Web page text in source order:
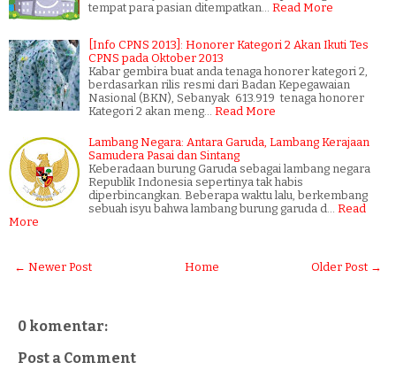
tempat para pasian ditempatkan…
Read More
[Info CPNS 2013]: Honorer Kategori 2 Akan Ikuti Tes
CPNS pada Oktober 2013
Kabar gembira buat anda tenaga honorer kategori 2,
berdasarkan rilis resmi dari Badan Kepegawaian
Nasional (BKN), Sebanyak 613.919 tenaga honorer
Kategori 2 akan meng…
Read More
Lambang Negara: Antara Garuda, Lambang Kerajaan
Samudera Pasai dan Sintang
Keberadaan burung Garuda sebagai lambang negara
Republik Indonesia sepertinya tak habis
diperbincangkan. Beberapa waktu lalu, berkembang
sebuah isyu bahwa lambang burung garuda d…
Read
More
← Newer Post Older Post →
Home
0 komentar:
Post a Comment